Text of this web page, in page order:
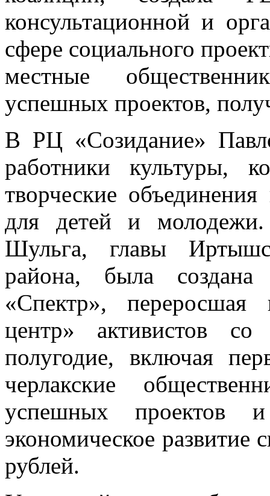
консультационной и
сфере социального
местные
успешных проектов,
В РЦ «Созидание»
работники культуры,
творческие
для детей и
Шульга, главы
района, была создана
«Спектр»,
центр» активистов
полугодие, включая
черлакские
успешных проектов
экономическое развитие
рублей.